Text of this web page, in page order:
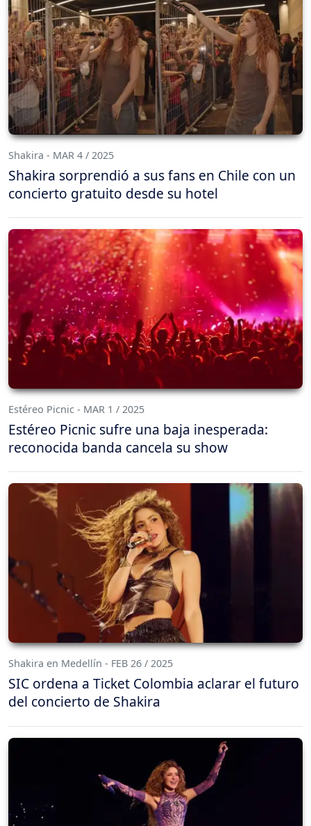
Shakira - MAR 4 / 2025
Shakira sorprendió a sus fans en Chile con un
concierto gratuito desde su hotel
Estéreo Picnic - MAR 1 / 2025
Estéreo Picnic sufre una baja inesperada:
reconocida banda cancela su show
Shakira en Medellín - FEB 26 / 2025
SIC ordena a Ticket Colombia aclarar el futuro
del concierto de Shakira